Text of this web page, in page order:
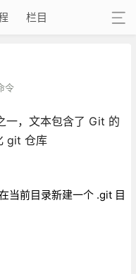
栏目
令
一，文本包含了 Git 的
git 仓库
当前目录新建一个 .git 目